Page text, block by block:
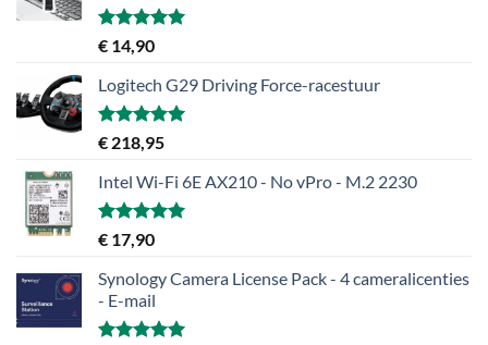
Gewaardeerd
uit 5
€ 14,90
Logitech G29 Driving Force-racestuur
Gewaardeerd
uit 5
€ 218,95
Intel Wi-Fi 6E AX210 - No vPro - M.2 2230
Gewaardeerd
uit 5
€ 17,90
Synology Camera License Pack - 4 cameralicenties
- E-mail